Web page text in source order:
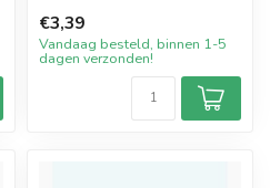
€3,39
Vandaag besteld, binnen 1-5
dagen verzonden!